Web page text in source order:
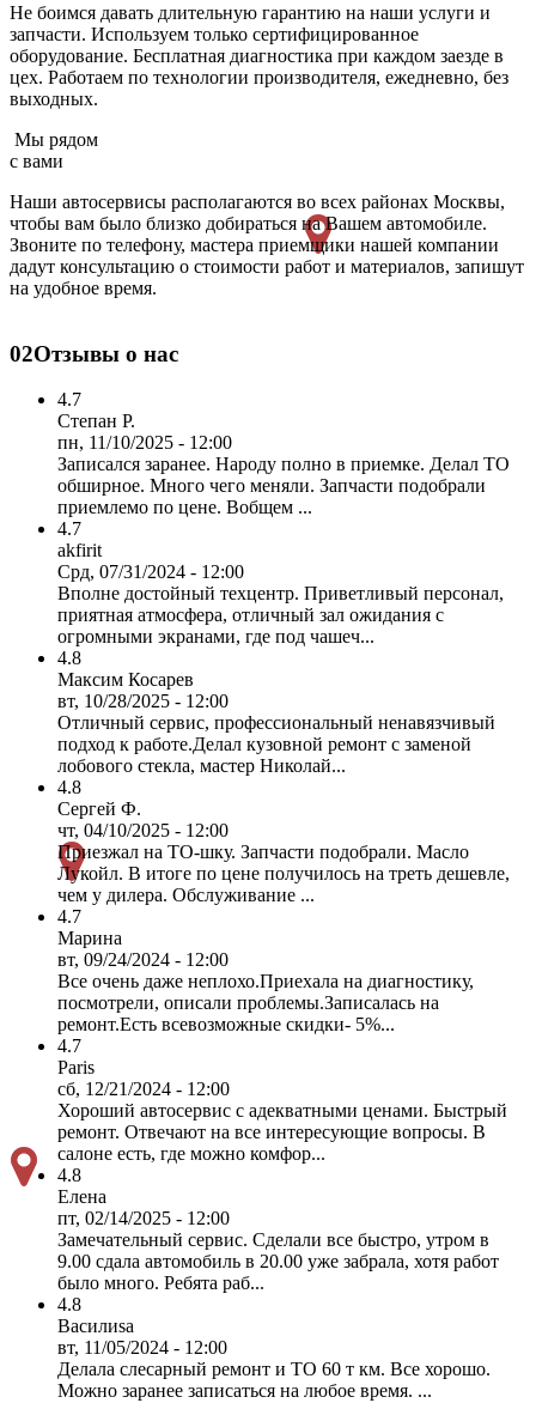
Не боимся давать длительную гарантию на наши услуги и
запчасти. Используем только сертифицированное
оборудование. Бесплатная диагностика при каждом заезде в
цех. Работаем по технологии производителя, ежедневно, без
выходных.
Мы рядом
с вами
Наши автосервисы располагаются во всех районах Москвы,
чтобы вам было близко добираться на Вашем автомобиле.
Звоните по телефону, мастера приемщики нашей компании
дадут консультацию о стоимости работ и материалов, запишут
на удобное время.
02Отзывы о нас
4.7
Степан Р.
пн, 11/10/2025 - 12:00
Записался заранее. Народу полно в приемке. Делал ТО
обширное. Много чего меняли. Запчасти подобрали
приемлемо по цене. Вобщем ...
4.7
akfirit
Срд, 07/31/2024 - 12:00
Вполне достойный техцентр. Приветливый персонал,
приятная атмосфера, отличный зал ожидания с
огромными экранами, где под чашеч...
4.8
Максим Косарев
вт, 10/28/2025 - 12:00
Отличный сервис, профессиональный ненавязчивый
подход к работе.Делал кузовной ремонт с заменой
лобового стекла, мастер Николай...
4.8
Сергей Ф.
чт, 04/10/2025 - 12:00
Приезжал на ТО-шку. Запчасти подобрали. Масло
Лукойл. В итоге по цене получилось на треть дешевле,
чем у дилера. Обслуживание ...
4.7
Марина
вт, 09/24/2024 - 12:00
Все очень даже неплохо.Приехала на диагностику,
посмотрели, описали проблемы.Записалась на
ремонт.Есть всевозможные скидки- 5%...
4.7
Paris
сб, 12/21/2024 - 12:00
Хороший автосервис с адекватными ценами. Быстрый
ремонт. Отвечают на все интересующие вопросы. В
салоне есть, где можно комфор...
4.8
Елена
пт, 02/14/2025 - 12:00
Замечательный сервис. Сделали все быстро, утром в
9.00 сдала автомобиль в 20.00 уже забрала, хотя работ
было много. Ребята раб...
4.8
Василиsa
вт, 11/05/2024 - 12:00
Делала слесарный ремонт и ТО 60 т км. Все хорошо.
Можно заранее записаться на любое время. ...